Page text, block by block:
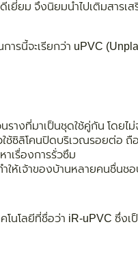
ยม จึงนิยมนำไปเติมสารเส
รนี้จะเรียกว่า uPVC
รางที่มาเป็นชุดใช้คู่กัน โดยไ
ช้ซิลิโคนปิดบริเวณรอยต่อ ถื
เรื่องการรั่วซึม
ให้เจ้าของบ้านหลายคนชื่นช
โลยีที่ชื่อว่า iR-uPVC ซึ่งเ